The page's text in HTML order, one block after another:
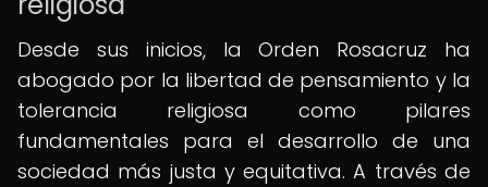
Desde sus inicios, la Orden Rosacruz ha
abogado por la libertad de pensamiento y la
tolerancia religiosa como pilares
fundamentales para el desarrollo de una
sociedad más justa y equitativa. A través de